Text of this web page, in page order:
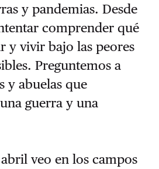
y pandemias. Desde
comprender qué
y vivir bajo las peores
Preguntemos a
y abuelas que
guerra y una
veo en los campos